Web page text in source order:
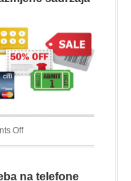
Offon
Near
Communication
na telefone